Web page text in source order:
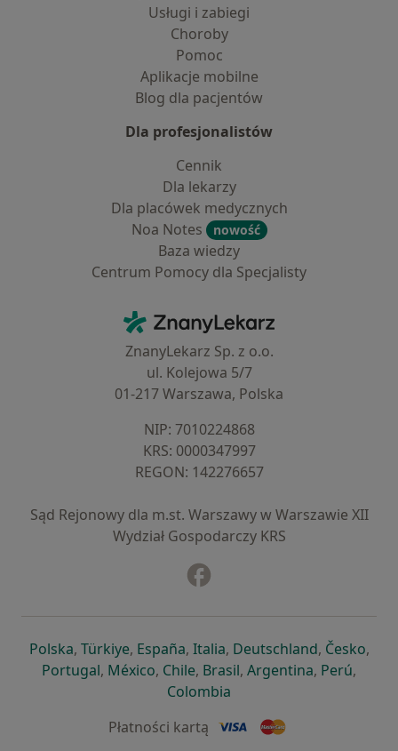
Usługi i zabiegi
Choroby
Pomoc
Aplikacje mobilne
Blog dla pacjentów
Dla profesjonalistów
Cennik
Dla lekarzy
Dla placówek medycznych
Noa Notes
nowość
Baza wiedzy
Centrum Pomocy dla Specjalisty
ZnanyLekarz - Strona główna
ZnanyLekarz Sp. z o.o.
ul. Kolejowa 5/7
01-217 Warszawa, Polska
NIP: ⁠7010224868
KRS: ⁠0000347997
REGON: ⁠142276657
Sąd Rejonowy dla m.st. Warszawy w Warszawie XII
Wydział Gospodarczy KRS
Polskaotwiera się w nowej karcie
, Türkiyeotwiera się w nowej karcie
, Españaotwiera się w nowej karcie
, Italiaotwiera się w nowej
, Deutschlandotwiera się
, Česko,
Portugalotwiera się w nowej karcie
, Méxicootwiera się w nowej karcie
, Chileotwiera się w nowej karcie
, Brasilotwiera się w nowej
, Argentinaotwiera się
, Perú,
Colombia
Płatności kartą